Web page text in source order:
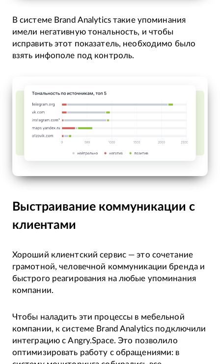
В системе Brand Analytics такие упоминания
имели негативную тональность, и чтобы
исправить этот показатель, необходимо было
взять инфополе под контроль.
Выстраивание коммуникации с
клиентами
Хороший клиентский сервис — это сочетание
грамотной, человечной коммуникации бренда и
быстрого реагирования на любые упоминания
компании.
Чтобы наладить эти процессы в мебельной
компании, к системе Brand Analytics подключили
интеграцию с Angry.Space. Это позволило
оптимизировать работу с обращениями: в